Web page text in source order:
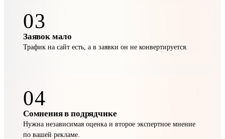
03
Заявок мало
Трафик на сайт есть, а в заявки он не конвертируется.
04
Сомнения в подрядчике
Нужна независимая оценка и второе экспертное мнение
по вашей рекламе.